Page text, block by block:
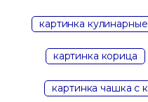
картинка
картинка корица
картинка чашка с